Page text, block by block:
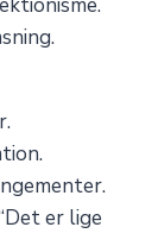
er lige